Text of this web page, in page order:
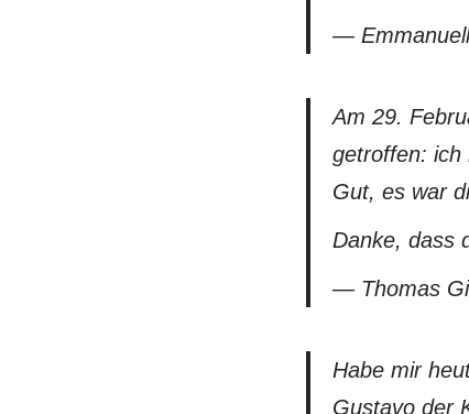
—
Am 29.
getroffen: ich
Gut, es war
Danke, dass
— Thomas
Habe mir
Gustavo der